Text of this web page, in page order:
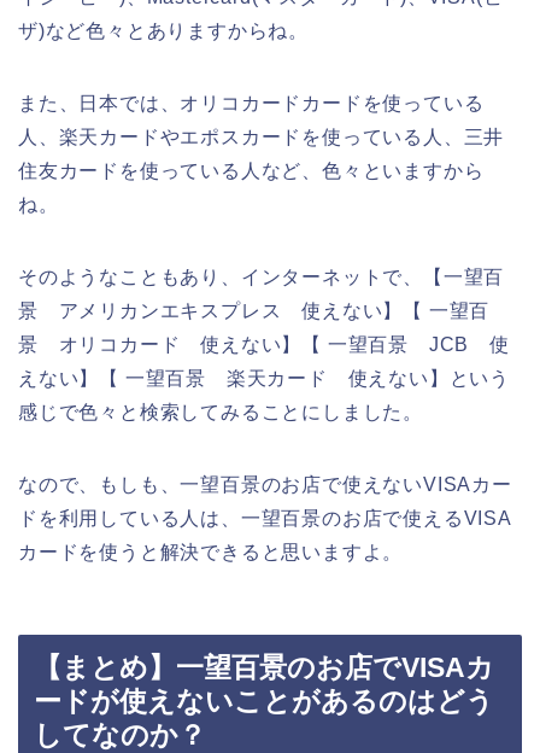
ザ)など色々とありますからね。
また、日本では、オリコカードカードを使っている
人、楽天カードやエポスカードを使っている人、三井
住友カードを使っている人など、色々といますから
ね。
そのようなこともあり、インターネットで、【一望百
景 アメリカンエキスプレス 使えない】【 一望百
景 オリコカード 使えない】【 一望百景 JCB 使
えない】【 一望百景 楽天カード 使えない】という
感じで色々と検索してみることにしました。
なので、もしも、一望百景のお店で使えないVISAカー
ドを利用している人は、一望百景のお店で使えるVISA
カードを使うと解決できると思いますよ。
【まとめ】一望百景のお店でVISAカ
ードが使えないことがあるのはどう
してなのか？